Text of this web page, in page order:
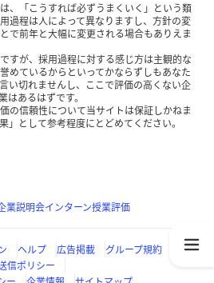
、「こうすれば必ずうまくいく」という類
過程は人によって異なりますし、方針の変
で前年と大幅に変更される場合もありえま
すが、採用過程に対する感じ方は主観的な
めているからといってかならずしもあなた
い切れませんし、ここで評価の高くない企
はあるはずです。
の信頼性について当サイトは保証しかねま
」として参考程度にとどめてください。
業説明会インターン授業評価
ヘルプ 広告掲載
グループ規約
信ポリシー